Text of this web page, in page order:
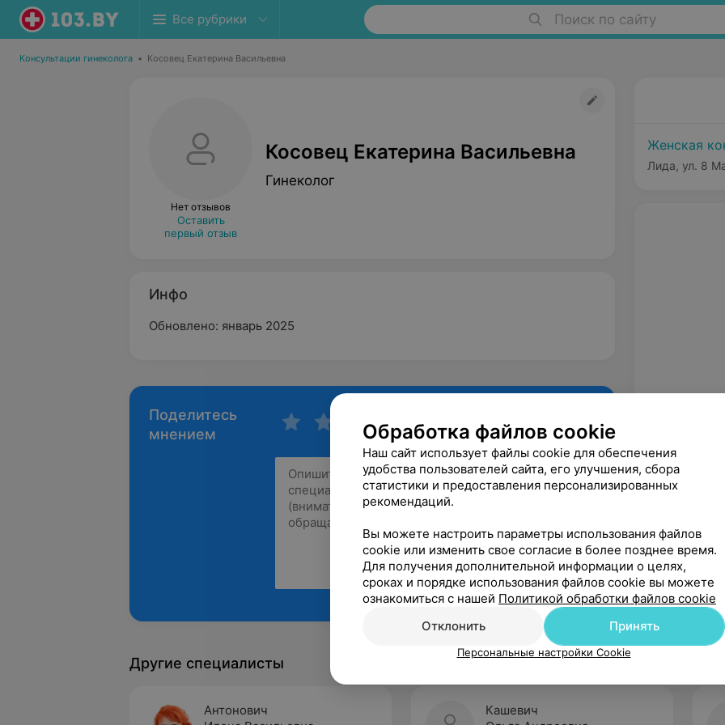
Все рубрики Поиск по сайту
Консультации гинеколога • Косовец Екатерина Васильевна
Нет отзывов
Оставить
первый отзыв
Косовец Екатерина Васильевна
Гинеколог
Инфо
Обновлено: январь 2025
Поделитесь
мнением
Рекомендую
Женская
Лида, ул. 8
Другие специалисты
Антонович
Кашевич
Обработка файлов cookie
Наш сайт использует файлы cookie для обеспечения
удобства пользователей сайта, его улучшения, сбора
статистики и предоставления персонализированных
рекомендаций.
Вы можете настроить параметры использования файлов
cookie или изменить свое согласие в более позднее время.
Для получения дополнительной информации о целях,
сроках и порядке использования файлов cookie вы можете
ознакомиться с нашей Политикой обработки файлов cookie
Отклонить
Принять
Персональные настройки Cookie